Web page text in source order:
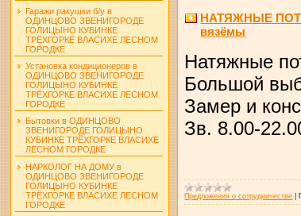
Гаражи ракушки б/у в
ОДИНЦОВО ЗВЕНИГОРОДЕ
ГОЛИЦЫНО КУБИНКЕ
ТРЁХГОРКЕ ВЛАСИХЕ ЛЕСНОМ
ГОРОДКЕ
Установка кондиционеров в
ОДИНЦОВО ЗВЕНИГОРОДЕ
ГОЛИЦЫНО КУБИНКЕ
ТРЁХГОРКЕ ВЛАСИХЕ ЛЕСНОМ
ГОРОДКЕ
Бытовки в ОДИНЦОВО
ЗВЕНИГОРОДЕ ГОЛИЦЫНО
КУБИНКЕ ТРЁХГОРКЕ ВЛАСИХЕ
ЛЕСНОМ ГОРОДКЕ
НАРКОЛОГ НА ДОМУ в
ОДИНЦОВО ЗВЕНИГОРОДЕ
ГОЛИЦЫНО КУБИНКЕ
ТРЁХГОРКЕ ВЛАСИХЕ ЛЕСНОМ
ГОРОДКЕ
НАТЯЖНЫЕ
вязёмы
Натяжные
Большой
Замер и
Зв. 8.00-
Предложения о сотрудничестве